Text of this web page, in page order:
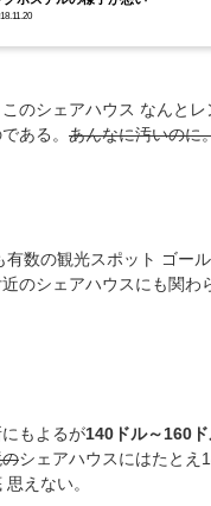
のシェアハウス なんとレ
ある。 あんなに汚いのに
有数の観光スポット ゴー
のシェアハウスにも関わ
もよるが140ドル～160
シェアハウスにはたとえ
えない。